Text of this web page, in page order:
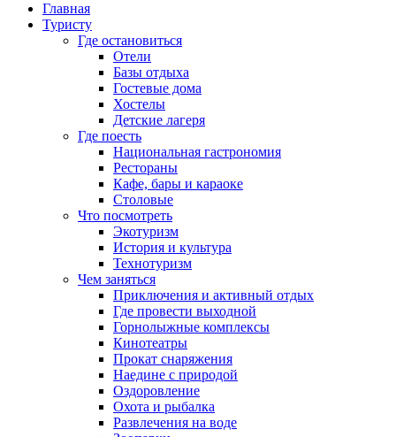
Главная
Туристу
Где остановиться
Отели
Базы отдыха
Гостевые дома
Хостелы
Детские лагеря
Где поесть
Национальная гастрономия
Рестораны
Кафе, бары и караоке
Столовые
Что посмотреть
Экотуризм
История и культура
Технотуризм
Чем заняться
Приключения и активный отдых
Где провести выходной
Горнолыжные комплексы
Кинотеатры
Прокат снаряжения
Наедине с природой
Оздоровление
Охота и рыбалка
Развлечения на воде